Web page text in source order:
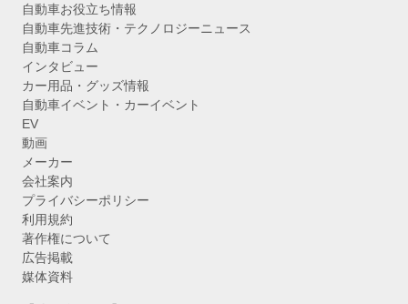
自動車お役立ち情報
自動車先進技術・テクノロジーニュース
自動車コラム
インタビュー
カー用品・グッズ情報
自動車イベント・カーイベント
EV
動画
メーカー
会社案内
プライバシーポリシー
利用規約
著作権について
広告掲載
媒体資料